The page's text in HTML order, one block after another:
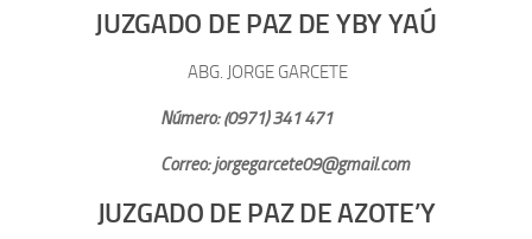
JUZGADO DE PAZ DE YBY YAÚ
ABG. JORGE GARCETE
Número: (0971) 341 471
Correo: jorgegarcete09@gmail.com
JUZGADO DE PAZ DE AZOTE’Y